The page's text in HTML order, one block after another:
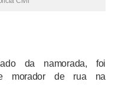
da namorada, foi
morador de rua na